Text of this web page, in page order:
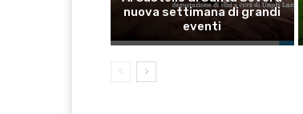
nuova settimana di grandi
eventi